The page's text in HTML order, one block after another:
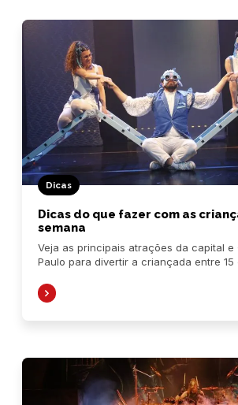
Dicas
Dicas do que fazer com as
semana
Veja as principais atrações da capital e
Paulo para divertir a criançada entre 15